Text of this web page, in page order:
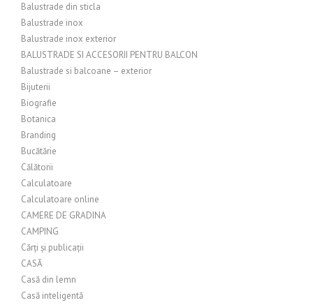
Balustrade din sticla
Balustrade inox
Balustrade inox exterior
BALUSTRADE SI ACCESORII PENTRU BALCON
Balustrade si balcoane – exterior
Bijuterii
Biografie
Botanica
Branding
Bucătărie
Călătorii
Calculatoare
Calculatoare online
CAMERE DE GRADINA
CAMPING
Cărți și publicații
CASĂ
Casă din lemn
Casă inteligentă